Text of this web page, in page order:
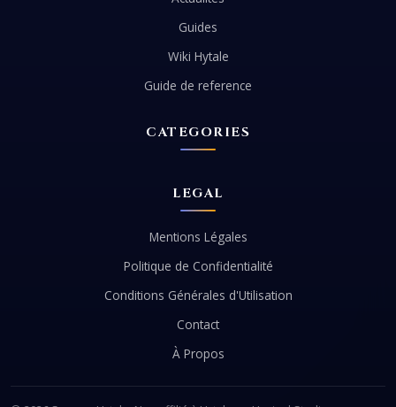
Guides
Wiki Hytale
Guide de reference
CATEGORIES
LEGAL
Mentions Légales
Politique de Confidentialité
Conditions Générales d'Utilisation
Contact
À Propos